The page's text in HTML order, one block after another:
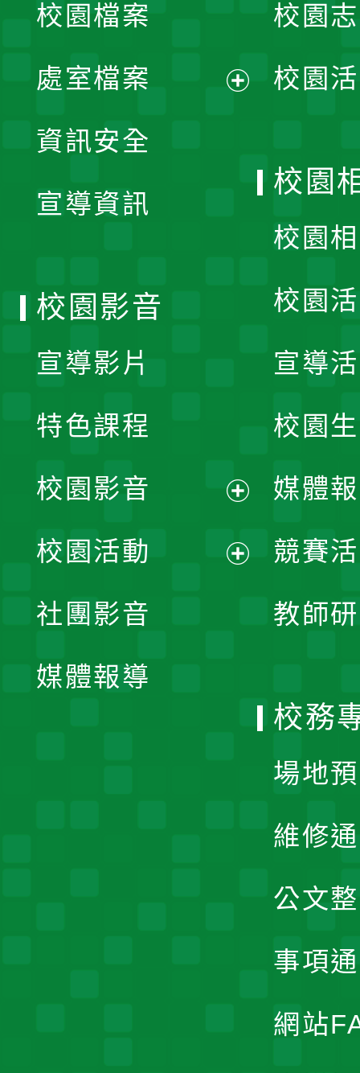
單
校園檔案
處室檔案
資訊安全
宣導資訊
校園
校園
校園
校園
校園
宣導
校園
媒體
競賽
教師
校園影音
宣導影片
特色課程
校園影音
開
校園活動
社團影音
媒體報導
校務
場地
維修
公文
事項
網站